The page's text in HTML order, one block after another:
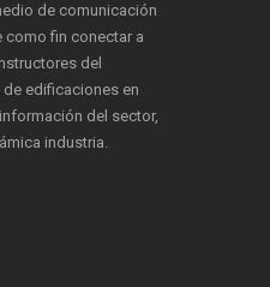
de comunicación
fin conectar a
del
edificaciones en
del sector,
industria.